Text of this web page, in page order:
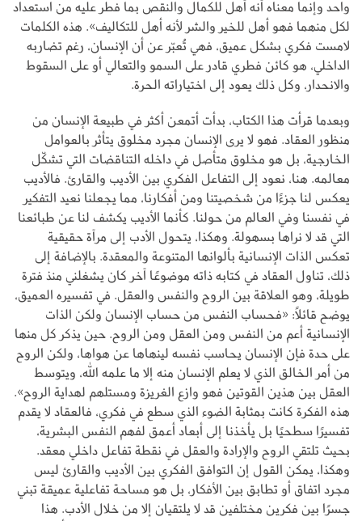
واحد وإنما معناه أنه أهل للكمال والنقص بما فطر عليه من استعداد
لكل منهما فهو أهل للخير والشر لأنه أهل للتكاليف». هذه الكلمات
لامست فكري بشكل عميق، فهي تُعبّر عن أن الإنسان، رغم تضاربه
الداخلي، هو كائن فطري قادر على السمو والتعالي أو على السقوط
والانحدار، وكل ذلك يعود إلى اختياراته الحرة.
وبعدما قرأت هذا الكتاب، بدأت أتمعن أكثر في طبيعة الإنسان من
منظور العقاد. فهو لا يرى الإنسان مجرد مخلوق يتأثر بالعوامل
الخارجية، بل هو مخلوق متأصل في داخله التناقضات التي تشكّل
معالمه. هنا، نعود إلى التفاعل الفكري بين الأديب والقارئ. فالأديب
يعكس لنا جزءًا من شخصيتنا ومن أفكارنا، مما يجعلنا نعيد التفكير
في نفسنا وفي العالم من حولنا. كأنما الأديب يكشف لنا عن طبائعنا
التي قد لا نراها بسهولة. وهكذا، يتحول الأدب إلى مرآة حقيقية
تعكس الذات الإنسانية بألوانها المتنوعة والمعقدة. بالإضافة إلى
ذلك، تناول العقاد في كتابه ذاته موضوعًا آخر كان يشغلني منذ فترة
طويلة، وهو العلاقة بين الروح والنفس والعقل. في تفسيره العميق،
يوضح قائلاً: «فحساب النفس من حساب الإنسان ولكن الذات
الإنسانية أعم من النفس ومن العقل ومن الروح. حين يذكر كل منها
على حدة فإن الإنسان يحاسب نفسه لينهاها عن هواها، ولكن الروح
من أمر الخالق الذي لا يعلم الإنسان منه إلا ما علمه الله، ويتوسط
العقل بين هذين القوتين فهو وازع الغريزة ومستلهم لهداية الروح».
هذه الفكرة كانت بمثابة الضوء الذي سطع في فكري، فالعقاد لا يقدم
تفسيرًا سطحيًا بل يأخذنا إلى أبعاد أعمق لفهم النفس البشرية،
بحيث تلتقي الروح والإرادة والعقل في نقطة تفاعل داخلي معقد.
وهكذا، يمكن القول إن التوافق الفكري بين الأديب والقارئ ليس
مجرد اتفاق أو تطابق بين الأفكار، بل هو مساحة تفاعلية عميقة تبني
جسرًا بين فكرين مختلفين قد لا يلتقيان إلا من خلال الأدب. هذا